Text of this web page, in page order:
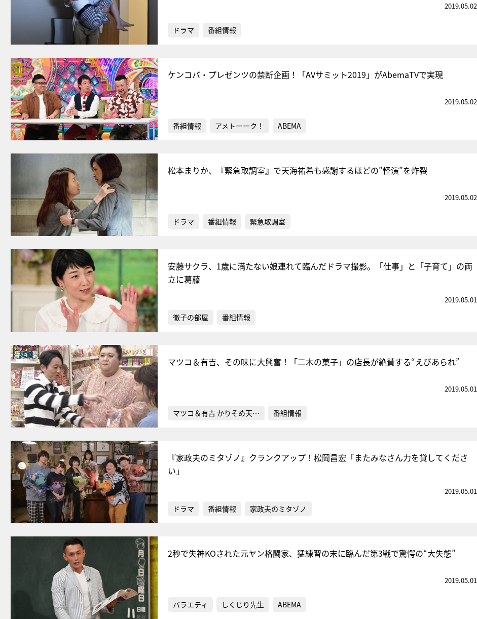
2019.05.02
ドラマ 番組情報
ケンコバ・プレゼンツの禁断企画！「AVサミット2019」がAbemaTVで実現
2019.05.02
番組情報 アメトーーク！ ABEMA
松本まりか、『緊急取調室』で天海祐希も感謝するほどの”怪演”を炸裂
2019.05.02
ドラマ 番組情報 緊急取調室
安藤サクラ、1歳に満たない娘連れて臨んだドラマ撮影。「仕事」と「子育て」の両
立に葛藤
2019.05.01
徹子の部屋 番組情報
マツコ＆有吉、その味に大興奮！「二木の菓子」の店長が絶賛する“えびあられ”
2019.05.01
マツコ＆有吉 かりそめ天… 番組情報
『家政夫のミタゾノ』クランクアップ！松岡昌宏「またみなさん力を貸してくださ
い」
2019.05.01
ドラマ 番組情報 家政夫のミタゾノ
2秒で失神KOされた元ヤン格闘家、猛練習の末に臨んだ第3戦で驚愕の“大失態”
2019.05.01
バラエティ しくじり先生 ABEMA